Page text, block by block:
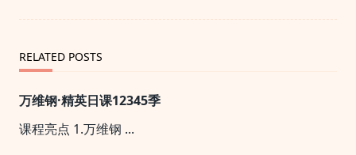
RELATED POSTS
万维钢·精英日课12345季
课程亮点 1.万维钢 ...